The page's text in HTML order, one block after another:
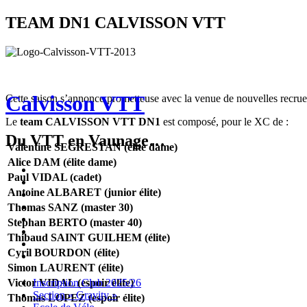
Calvisson VTT
Du VTT en Vaunage…
Inscription
Club
2025/26
Section
« Gravity »
Ecole
de
Vélo
Championnat
4X
Randuro
Contacter
Les
tenues
Partenaires
Menu
Widgets
Recherche
Aller
au
Inscription Club 2025/26
Section « Gravity »
TEAM DN1 CALVISSON VTT
Cette saison s’annonce prometteuse avec la venue de nouvelles
Le team CALVISSON VTT DN1 est composé, pour le XC de :
Valentine SEGRESTAN (élite dame)
Alice DAM (élite dame)
Paul VIDAL (cadet)
Antoine ALBARET (junior élite)
Thomas SANZ (master 30)
Stephan BERTO (master 40)
Thibaud SAINT GUILHEM (élite)
Cyril BOURDON (élite)
Simon LAURENT (élite)
Victor VIDAL (espoir élite)
Thomas LOPEZ (espoir élite)